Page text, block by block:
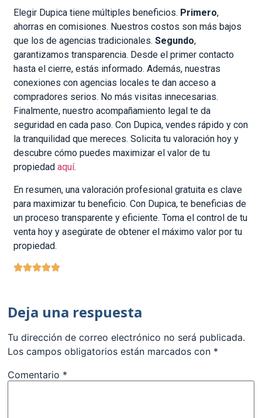
Elegir Dupica tiene múltiples beneficios. Primero,
ahorras en comisiones. Nuestros costos son más bajos
que los de agencias tradicionales.Segundo,
garantizamos transparencia. Desde el primer contacto
hasta el cierre, estás informado. Además, nuestras
conexiones con agencias locales te dan acceso a
compradores serios. No más visitas innecesarias.
Finalmente, nuestro acompañamiento legal te da
seguridad en cada paso. Con Dupica, vendes rápido y con
la tranquilidad que mereces. Solicita tu valoración hoy y
descubre cómo puedes maximizar el valor de tu
propiedadaquí.
En resumen, una valoración profesional gratuita es clave
para maximizar tu beneficio. Con Dupica, te beneficias de
un proceso transparente y eficiente. Toma el control de tu
venta hoy y asegúrate de obtener el máximo valor por tu
propiedad.
Deja una respuesta
Tu dirección de correo electrónico no será publicada.
Los campos obligatorios están marcados con *
Comentario *